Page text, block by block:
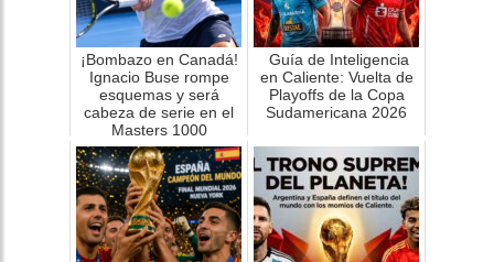
¡Bombazo en Canadá!
Ignacio Buse rompe
esquemas y será
cabeza de serie en el
Masters 1000
Guía de Inteligencia
en Caliente: Vuelta de
Playoffs de la Copa
Sudamericana 2026